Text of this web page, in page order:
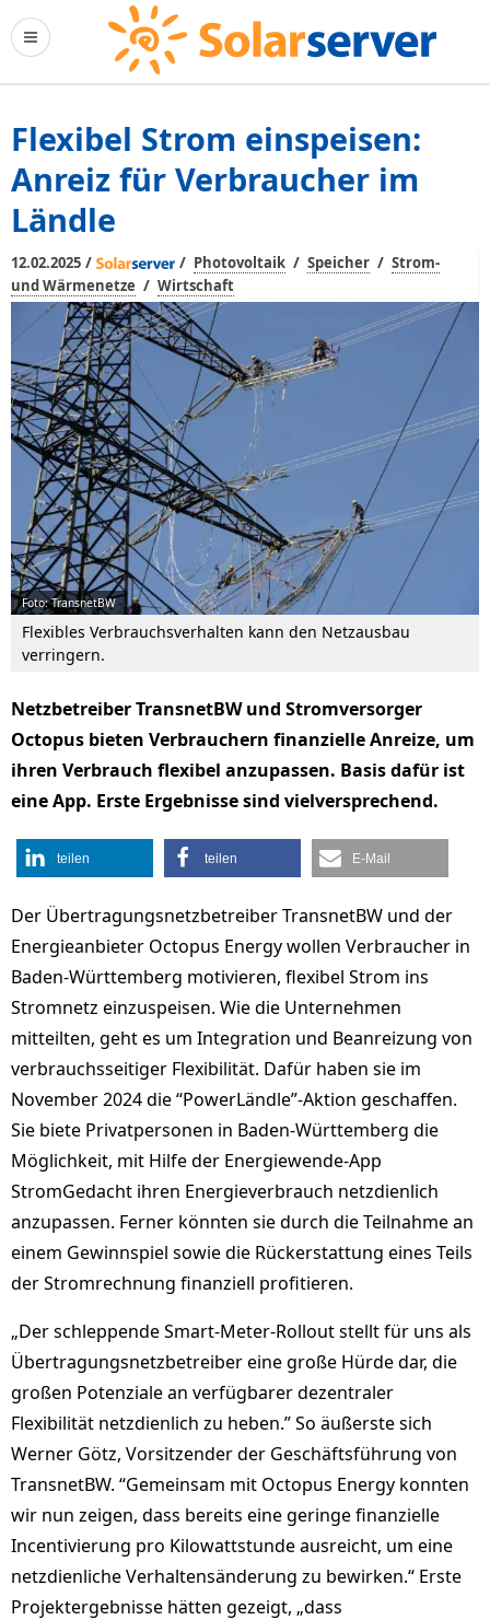
Flexibel Strom einspeisen:
Anreiz für Verbraucher im
Ländle
12.02.2025 / / Photovoltaik / Speicher / Strom-
und Wärmenetze / Wirtschaft
Foto: TransnetBW
Flexibles Verbrauchsverhalten kann den Netzausbau
verringern.
Netzbetreiber TransnetBW und Stromversorger
Octopus bieten Verbrauchern finanzielle Anreize, um
ihren Verbrauch flexibel anzupassen. Basis dafür ist
eine App. Erste Ergebnisse sind vielversprechend.
teilen teilen E-Mail
Der Übertragungsnetzbetreiber TransnetBW und der
Energieanbieter Octopus Energy wollen Verbraucher in
Baden-Württemberg motivieren, flexibel Strom ins
Stromnetz einzuspeisen. Wie die Unternehmen
mitteilten, geht es um Integration und Beanreizung von
verbrauchsseitiger Flexibilität. Dafür haben sie im
November 2024 die “PowerLändle”-Aktion geschaffen.
Sie biete Privatpersonen in Baden-Württemberg die
Möglichkeit, mit Hilfe der Energiewende-App
StromGedacht ihren Energieverbrauch netzdienlich
anzupassen. Ferner könnten sie durch die Teilnahme an
einem Gewinnspiel sowie die Rückerstattung eines Teils
der Stromrechnung finanziell profitieren.
„Der schleppende Smart-Meter-Rollout stellt für uns als
Übertragungsnetzbetreiber eine große Hürde dar, die
großen Potenziale an verfügbarer dezentraler
Flexibilität netzdienlich zu heben.” So äußerste sich
Werner Götz, Vorsitzender der Geschäftsführung von
TransnetBW. “Gemeinsam mit Octopus Energy konnten
wir nun zeigen, dass bereits eine geringe finanzielle
Incentivierung pro Kilowattstunde ausreicht, um eine
netzdienliche Verhaltensänderung zu bewirken.“ Erste
Projektergebnisse hätten gezeigt, „dass